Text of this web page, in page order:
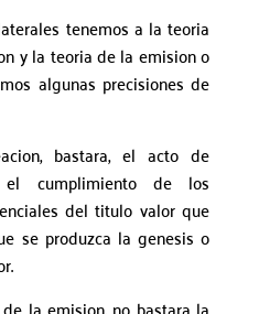
tenemos a la teoria
y la teoria de la emision o
algunas precisiones de
bastara, el acto de
cumplimiento de los
del titulo valor que
se produzca la genesis o